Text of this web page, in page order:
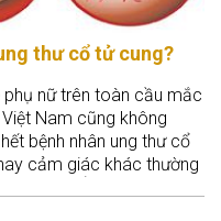
thư cổ tử cung?
nữ trên toàn cầu mắc
Nam cũng không
bệnh nhân ung thư cổ
cảm giác khác thường